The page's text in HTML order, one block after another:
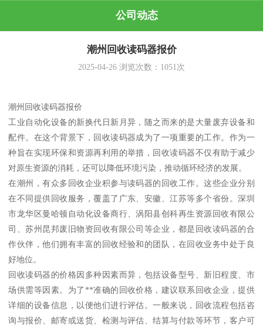
公司动态
潮州回收读码器报价
2025-04-26 浏览次数： 1051次
潮州回收读码器报价
工业自动化设备的新换代日新月异，随之而来的是大量废弃设备和
配件。在这个背景下，回收读码器成为了一项重要的工作。作为一
种旨在实现环保和资源再利用的举措，回收读码器不仅有助于减少
对原生资源的消耗，还可以降低环境污染，推动循环经济的发展。
在潮州，有众多回收企业积参与读码器的回收工作。这些企业分别
在不同提供回收服务，覆盖了广东、安徽、江苏等多个省份。深圳
市龙华区曼哈顿自动化设备商行、涡阳县创科再生资源回收有限公
司、苏州昆邦废旧物资回收有限公司等企业，都是回收读码器的合
作伙伴，他们拥有丰富的回收经验和的团队，在回收业务中处于良
好地位。
回收读码器的价格因多种因素而异，包括设备型号、新旧程度、市
场供需等因素。为了**准确的回收价格，建议联系回收企业，提供
详细的设备信息，以便他们进行评估。一般来说，回收流程包括咨
询与报价、邮寄或送货、检测与评估、结算与付款等环节，客户可